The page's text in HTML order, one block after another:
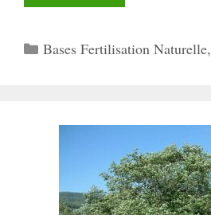
Catégories
Bases Fertilisation Naturelle,